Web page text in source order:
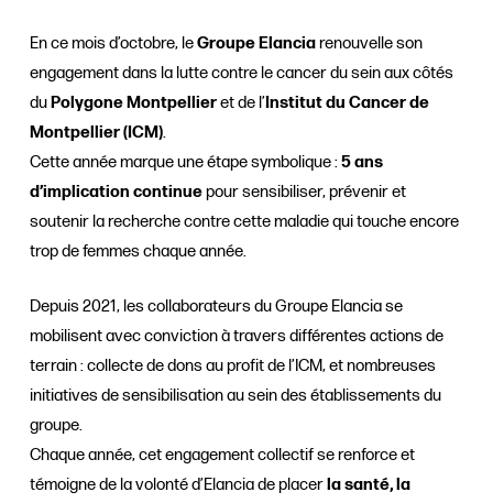
En ce mois d’octobre, leGroupe Elanciarenouvelle son
engagement dans la lutte contre le cancer du sein aux côtés
duPolygone Montpellieret de l’Institut du Cancer de
Montpellier (ICM).
Cette année marque une étape symbolique : 5 ans
d’implication continuepour sensibiliser, prévenir et
soutenir la recherche contre cette maladie qui touche encore
trop de femmes chaque année.
Depuis 2021, les collaborateurs du Groupe Elancia se
mobilisent avec conviction à travers différentes actions de
terrain : collecte de dons au profit de l’ICM, et nombreuses
initiatives de sensibilisation au sein des établissements du
groupe.
Chaque année, cet engagement collectif se renforce et
témoigne de la volonté d’Elancia de placer la santé, la